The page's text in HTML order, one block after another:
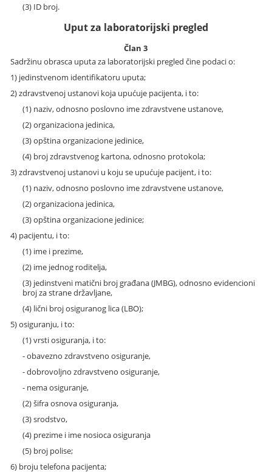
(3) ID broj.
Uput za laboratorijski pregled
Član 3
Sadržinu obrasca uputa za laboratorijski pregled čine podaci o:
1) jedinstvenom identifikatoru uputa;
2) zdravstvenoj ustanovi koja upućuje pacijenta, i to:
(1) naziv, odnosno poslovno ime zdravstvene ustanove,
(2) organizaciona jedinica,
(3) opština organizacione jedinice,
(4) broj zdravstvenog kartona, odnosno protokola;
3) zdravstvenoj ustanovi u koju se upućuje pacijent, i to:
(1) naziv, odnosno poslovno ime zdravstvene ustanove,
(2) organizaciona jedinica,
(3) opština organizacione jedinice;
4) pacijentu, i to:
(1) ime i prezime,
(2) ime jednog roditelja,
(3) jedinstveni matični broj građana (JMBG), odnosno evidencioni
broj za strane državljane,
(4) lični broj osiguranog lica (LBO);
5) osiguranju, i to:
(1) vrsti osiguranja, i to:
- obavezno zdravstveno osiguranje,
- dobrovoljno zdravstveno osiguranje,
- nema osiguranje,
(2) šifra osnova osiguranja,
(3) srodstvo,
(4) prezime i ime nosioca osiguranja
(5) broj polise;
6) broju telefona pacijenta;